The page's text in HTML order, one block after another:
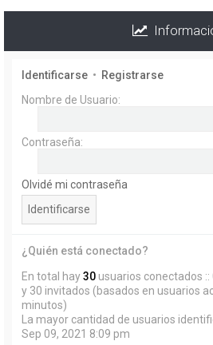
Identificarse • Registrarse
Nombre de Usuario:
Contraseña:
Olvidé mi contraseña
¿Quién está conectado?
En total hay30 usuarios conectados
y 30 invitados (basados en usuarios
minutos)
La mayor cantidad de usuarios
Sep 09, 2021 8:09 pm